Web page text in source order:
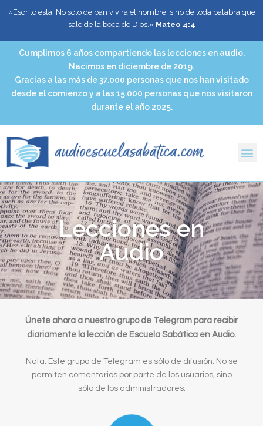
«Escrito está: No sólo de pan vivirá el hombre, sino de toda palabra que
sale de la boca de Dios.» Mateo 4:4
Cumplimos 6 años compartiendo las lecciones en audio.
Nacimos en diciembre de 2019.
Gracias a las más de 37.000 personas que nos han visitado
desde el comienzo y a las 15.000 personas que nos visitaron
durante el año 2025.
Lecciones en
Audio
Únete ahora a nuestro grupo de Telegram para recibir
diariamente la lección de Escuela Sabática en Audio.
Nota: Este grupo de Telegram es sólo de difusión. No se
permiten comentarios por parte de los usuarios, sino
sólo de los administradores.